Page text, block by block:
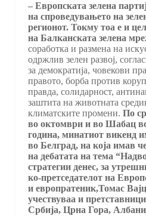
– Европската зелена
на спроведувањето на
регионот. Токму тоа е и
на Балканската зелена
соработка и размена на
одржлив зелен развој,
за демократија, човекови
правото, борба против
правда, солидарност,
заштита на животната
климатските промени. По
во октомври и во Шабац
година, минатиот викенд
во Белград, на која имав
на дебатата на тема
стратегии денес, за
ко-претседателот на
и европратеник,Томас
учествуваа и
Србија, Црна Гора,